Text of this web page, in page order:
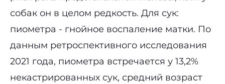
собак он в целом редкость. Для сук:
пиометра - гнойное воспаление матки. По
данным ретроспективного исследования
2021 года, пиометра встречается у 13,2%
некастрированных сук, средний возраст